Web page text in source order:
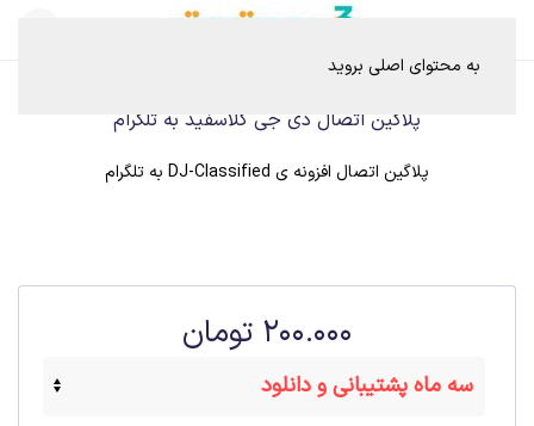
به محتوای اصلی بروید
پلاگین اتصال دی جی کلاسفید به تلگرام
پلاگین اتصال افزونه ی DJ-Classified به تلگرام
200.000 تومان